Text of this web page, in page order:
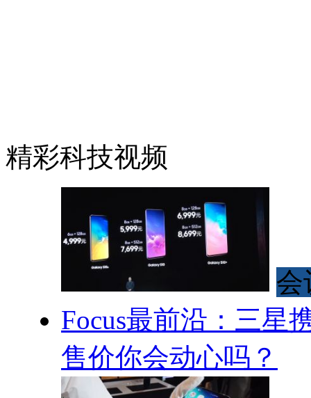
精彩科技视频
会
Focus最前沿：三星
售价你会动心吗？